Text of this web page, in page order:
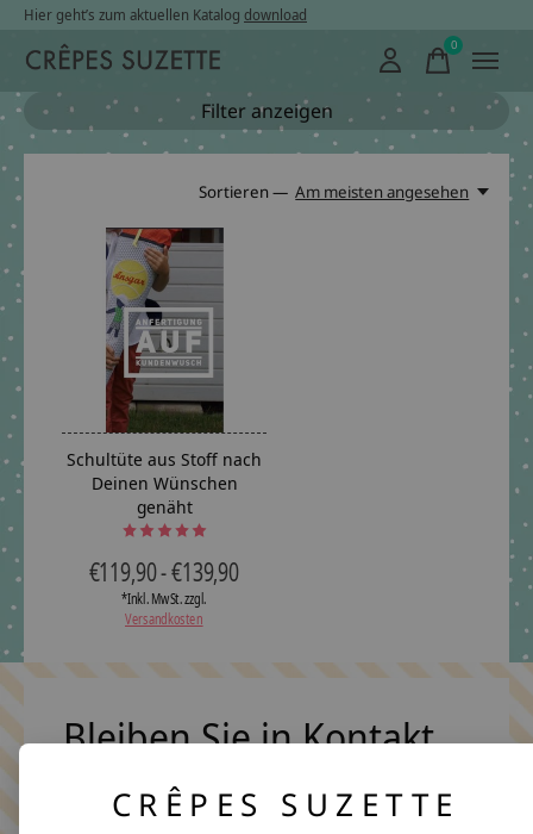
Hier geht’s zum aktuellen Katalog download
0items
Filter anzeigen
Sortieren — Am meisten angesehen
Schultüte aus Stoff nach
Deinen Wünschen
genäht
The rating of this product is
€119,90 - €139,90
*Inkl. MwSt. zzgl.
Versandkosten
Bleiben Sie in Kontakt
CRÊPES SUZETTE